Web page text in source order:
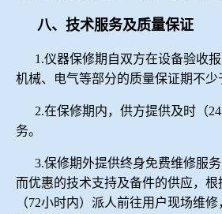
八、技术服务及质量保证
1.仪器保修期自双方在设备验收报
机械、电气等部分的质量保证期不少
2.在保修期内，供方提供及时（24
务。
3.保修期外提供终身免费维修服
而优惠的技术支持及备件的供应，
（72小时内）派人前往用户现场维